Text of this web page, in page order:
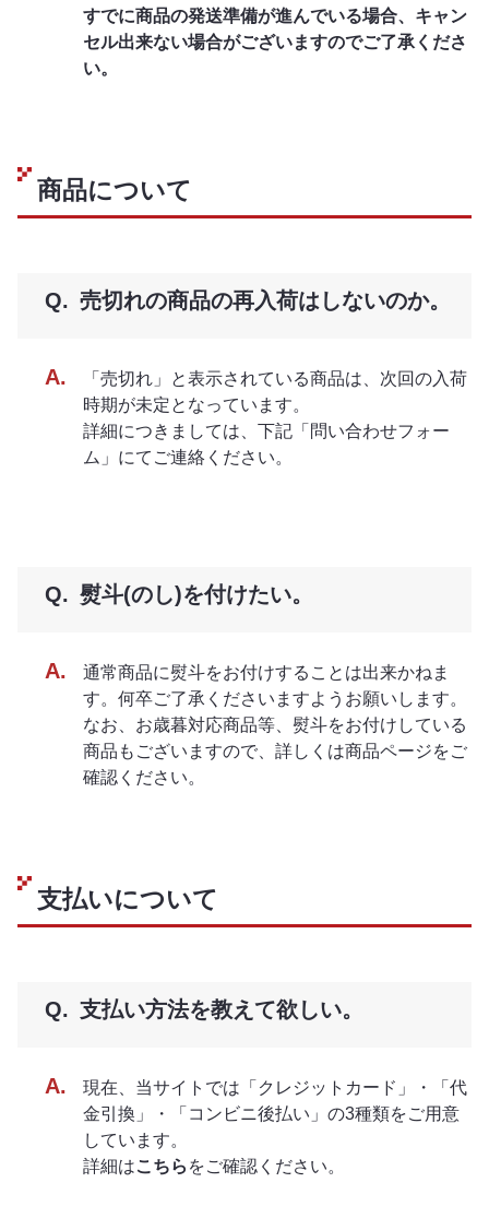
すでに商品の発送準備が進んでいる場合、キャン
セル出来ない場合がございますのでご了承くださ
い。
商品について
売切れの商品の再入荷はしないのか。
「売切れ」と表示されている商品は、次回の入荷
時期が未定となっています。
詳細につきましては、下記「問い合わせフォー
ム」にてご連絡ください。
熨斗(のし)を付けたい。
通常商品に熨斗をお付けすることは出来かねま
す。何卒ご了承くださいますようお願いします。
なお、お歳暮対応商品等、熨斗をお付けしている
商品もございますので、詳しくは商品ページをご
確認ください。
支払いについて
支払い方法を教えて欲しい。
現在、当サイトでは「クレジットカード」・「代
金引換」・「コンビニ後払い」の3種類をご用意
しています。
詳細はこちら をご確認ください。